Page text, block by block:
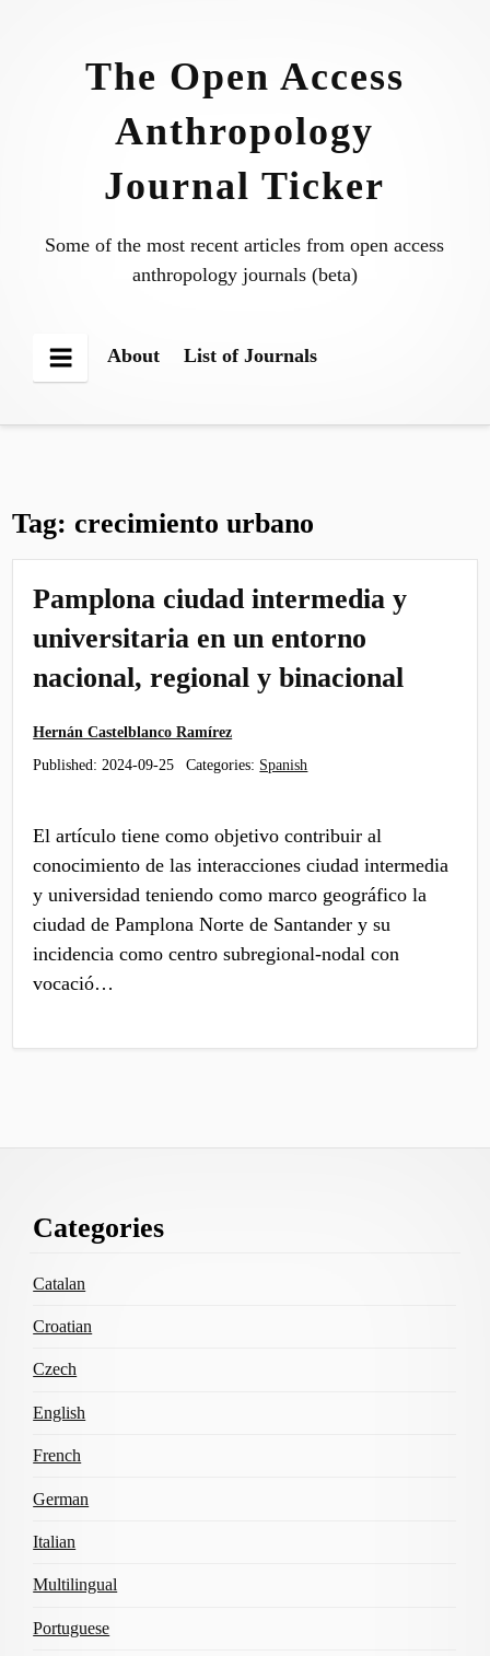
The Open Access
Anthropology
Journal Ticker
Some of the most recent articles from open access
anthropology journals (beta)
Menu
About List of Journals
Tag: crecimiento urbano
Pamplona ciudad intermedia y
universitaria en un entorno
nacional, regional y binacional
Hernán Castelblanco Ramírez
Published: 2024-09-25 Categories: Spanish
El artículo tiene como objetivo contribuir al
conocimiento de las interacciones ciudad intermedia
y universidad teniendo como marco geográfico la
ciudad de Pamplona Norte de Santander y su
incidencia como centro subregional-nodal con
vocació…
Content
Categories
Catalan
Croatian
Czech
English
French
German
Italian
Multilingual
Portuguese